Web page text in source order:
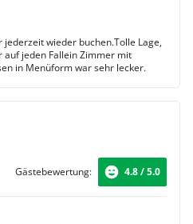
wieder buchen.Tolle Lage,
jeden Fallein Zimmer mit
in Menüform war sehr lecker.
Gästebewertung: 4.8 / 5.0